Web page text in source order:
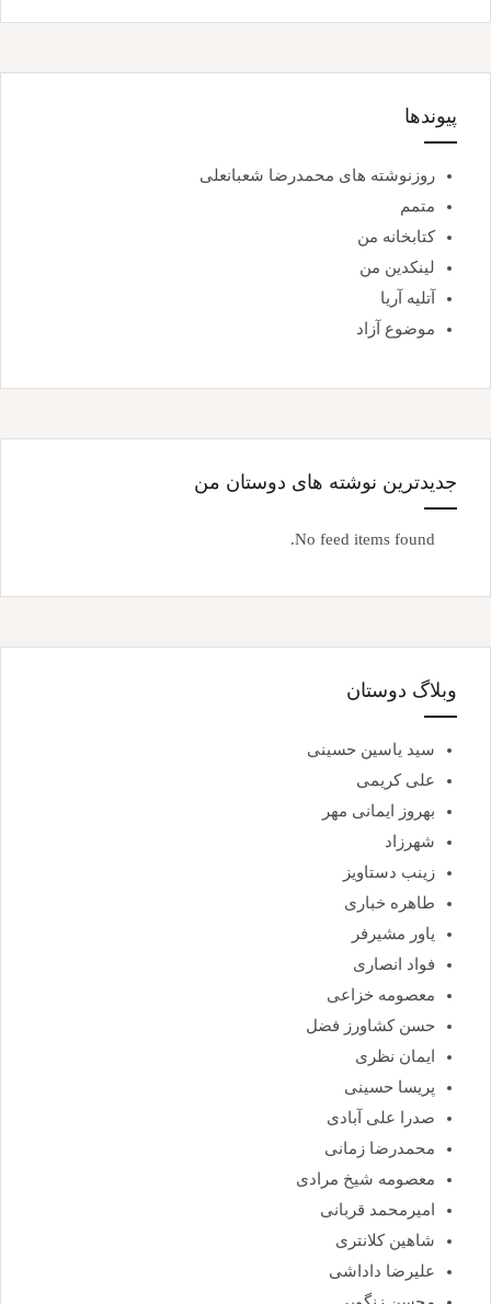
پیوندها
روزنوشته های محمدرضا شعبانعلی
متمم
کتابخانه من
لینکدین من
آتلیه آریا
موضوع آزاد
جدیدترین نوشته های دوستان من
No feed items found.
وبلاگ دوستان
سید یاسین حسینی
علی کریمی
بهروز ایمانی مهر
شهرزاد
زینب دستاویز
طاهره خباری
یاور مشیرفر
فواد انصاری
معصومه خزاعی
حسن کشاورز فضل
ایمان نظری
پریسا حسینی
صدرا علی آبادی
محمدرضا زمانی
معصومه شیخ مرادی
امیرمحمد قربانی
شاهین کلانتری
علیرضا داداشی